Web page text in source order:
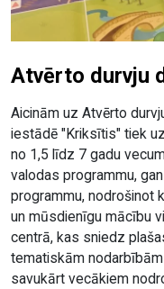
Atvērto durvju
Aicinām uz Atvērto
iestādē "Kriksītis" tiek
no 1,5 līdz 7 gadu
valodas programmu,
programmu, nodrošinot
un mūsdienīgu mācību
centrā, kas sniedz
tematiskām
savukārt vecākiem